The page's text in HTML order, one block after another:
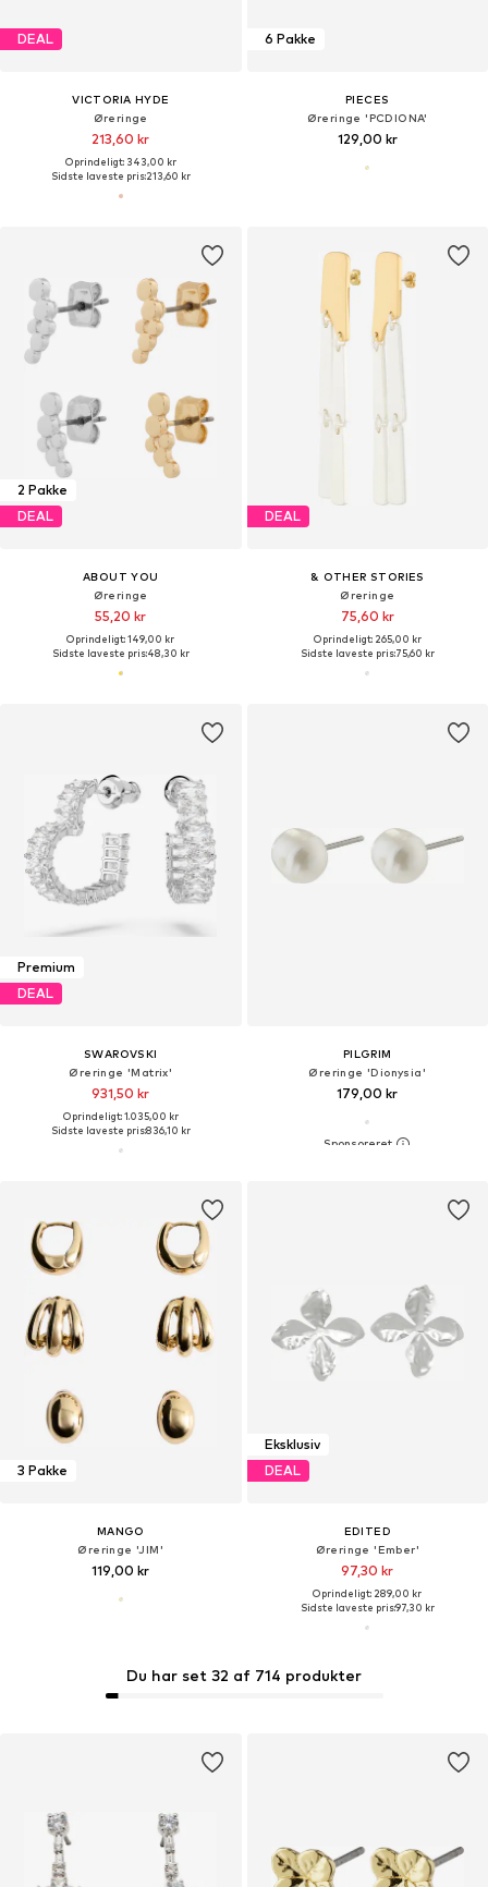
DEAL
VICTORIA HYDE
Øreringe
213,60 kr
Oprindeligt: 343,00 kr
Sidste laveste pris:213,60 kr
6 Pakke
PIECES
Øreringe 'PCDIONA'
129,00 kr
2 Pakke
DEAL
ABOUT YOU
Øreringe
55,20 kr
Oprindeligt: 149,00 kr
Sidste laveste pris:48,30 kr
DEAL
& OTHER STORIES
Øreringe
75,60 kr
Oprindeligt: 265,00 kr
Sidste laveste pris:75,60 kr
Premium
DEAL
SWAROVSKI
Øreringe 'Matrix'
931,50 kr
Oprindeligt: 1.035,00 kr
Sidste laveste pris:836,10 kr
PILGRIM
Øreringe 'Dionysia'
179,00 kr
3 Pakke
MANGO
Øreringe 'JIM'
119,00 kr
Eksklusiv
DEAL
EDITED
Øreringe 'Ember'
97,30 kr
Oprindeligt: 289,00 kr
Sidste laveste pris:97,30 kr
Du har set 32 af 714 produkter